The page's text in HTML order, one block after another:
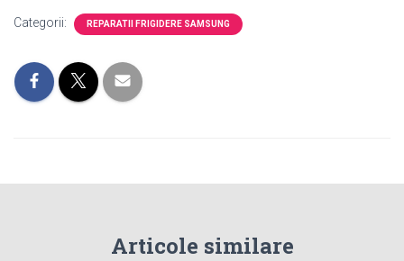
Categorii: REPARATII FRIGIDERE SAMSUNG
Articole similare